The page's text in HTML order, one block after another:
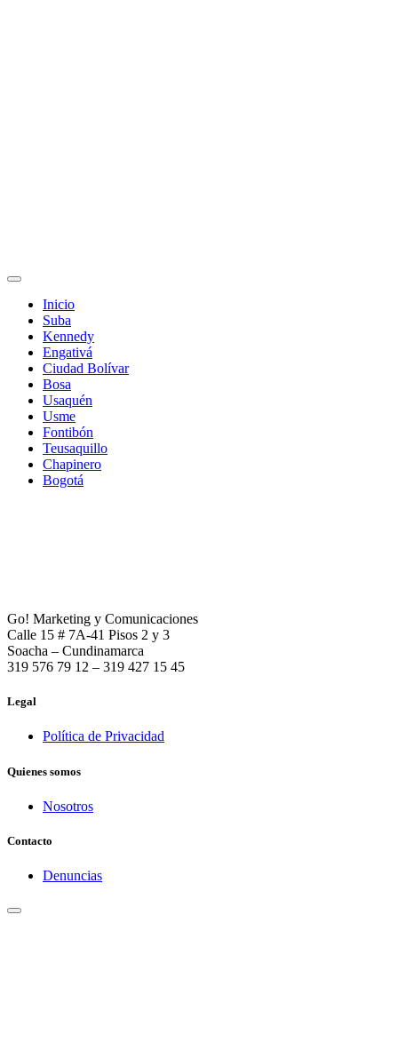
Inicio
Suba
Kennedy
Engativá
Ciudad Bolívar
Bosa
Usaquén
Usme
Fontibón
Teusaquillo
Chapinero
Bogotá
Go! Marketing y Comunicaciones
Calle 15 # 7A-41 Pisos 2 y 3
Soacha – Cundinamarca
319 576 79 12 – 319 427 15 45
Legal
Política de Privacidad
Quienes somos
Nosotros
Contacto
Denuncias